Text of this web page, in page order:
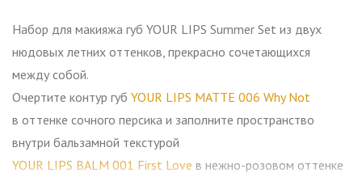
Набор для макияжа губ YOUR LIPS Summer Set из двух
нюдовых летних оттенков, прекрасно сочетающихся
между собой.
Очертите контур губ YOUR LIPS MATTE 006 Why Not
в оттенке сочного персика и заполните пространство
внутри бальзамной текстурой
YOUR LIPS BALM 001 First Love в нежно-розовом оттенке